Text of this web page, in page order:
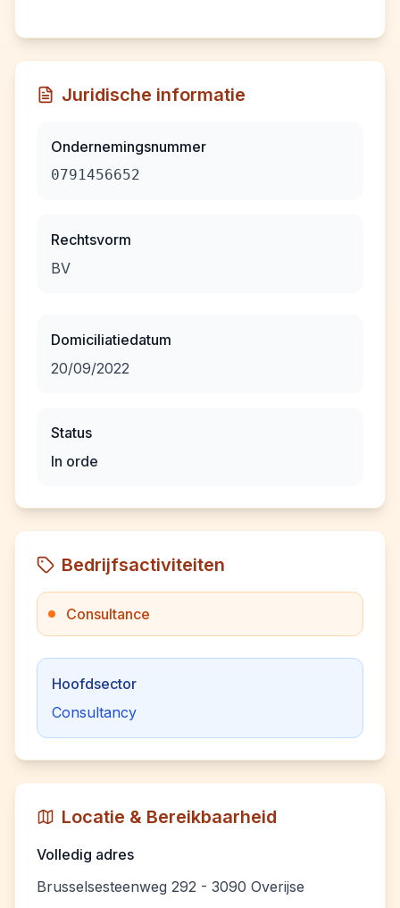
Juridische informatie
Ondernemingsnummer
0791456652
Rechtsvorm
BV
Domiciliatiedatum
20/09/2022
Status
In orde
Bedrijfsactiviteiten
Consultance
Hoofdsector
Consultancy
Locatie & Bereikbaarheid
Volledig adres
Brusselsesteenweg 292 - 3090 Overijse